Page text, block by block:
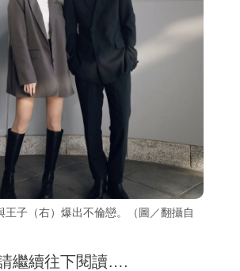
王子（右）爆出不倫戀。（圖／翻攝自
繼續往下閱讀….